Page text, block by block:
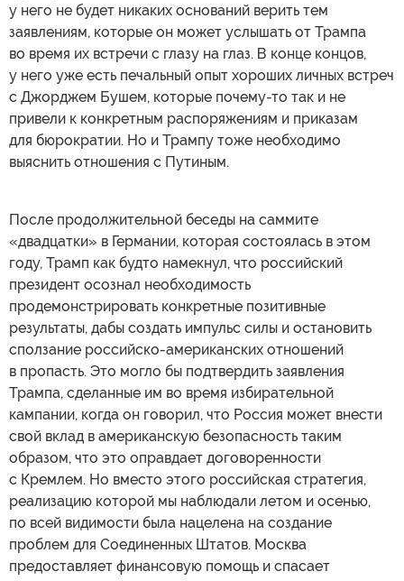
у него не будет никаких оснований верить тем
заявлениям, которые он может услышать от Трампа
во время их встречи с глазу на глаз. В конце концов,
у него уже есть печальный опыт хороших личных встреч
с Джорджем Бушем, которые почему-то так и не
привели к конкретным распоряжениям и приказам
для бюрократии. Но и Трампу тоже необходимо
выяснить отношения с Путиным.
После продолжительной беседы на саммите
«двадцатки» в Германии, которая состоялась в этом
году, Трамп как будто намекнул, что российский
президент осознал необходимость
продемонстрировать конкретные позитивные
результаты, дабы создать импульс силы и остановить
сползание российско-американских отношений
в пропасть. Это могло бы подтвердить заявления
Трампа, сделанные им во время избирательной
кампании, когда он говорил, что Россия может внести
свой вклад в американскую безопасность таким
образом, что это оправдает договоренности
с Кремлем. Но вместо этого российская стратегия,
реализацию которой мы наблюдали летом и осенью,
по всей видимости была нацелена на создание
проблем для Соединенных Штатов. Москва
предоставляет финансовую помощь и спасает